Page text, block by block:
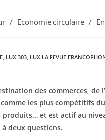
/ Economie circulaire /
, LUX 303, LUX LA REVUE
des commerces,
les plus compétitifs
et est actif au
à deux questions.